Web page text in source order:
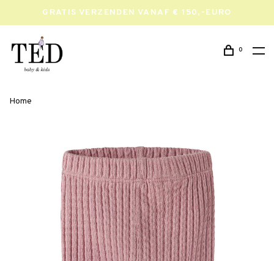
GRATIS VERZENDEN VANAF € 150,-EURO
0
Home